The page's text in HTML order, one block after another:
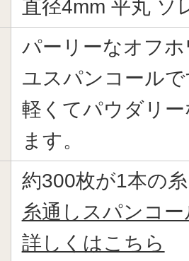
直径4mm 平丸 ソ
パーリーなオフ
ユスパンコール
軽くてパウダリ
ます。
約300枚が1本の
糸通しスパンコ
詳しくはこちら